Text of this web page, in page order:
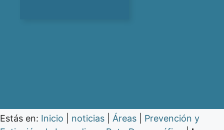
Estás en: Inicio noticias Áreas
Prevención y